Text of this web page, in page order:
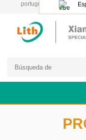
português
日本語